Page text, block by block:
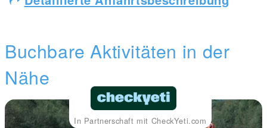
Buchbare Aktivitäten in der
Nähe
In Partnerschaft mit CheckYeti.com